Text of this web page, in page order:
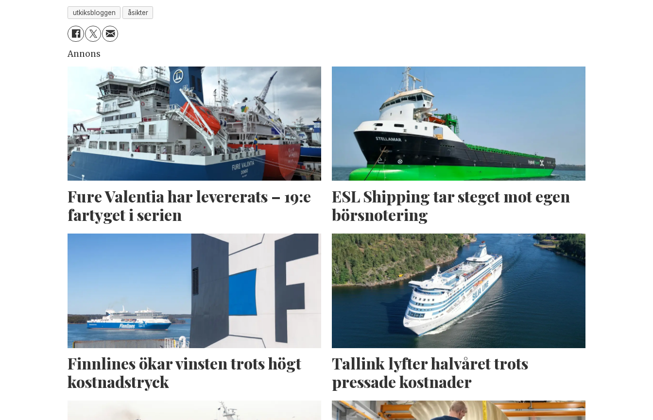
utkiksbloggen åsikter
Annons
Fure Valentia har levererats – 19:e
fartyget i serien
ESL Shipping tar steget mot egen
börsnotering
Finnlines ökar vinsten trots högt
kostnadstryck
Tallink lyfter halvåret trots
pressade kostnader